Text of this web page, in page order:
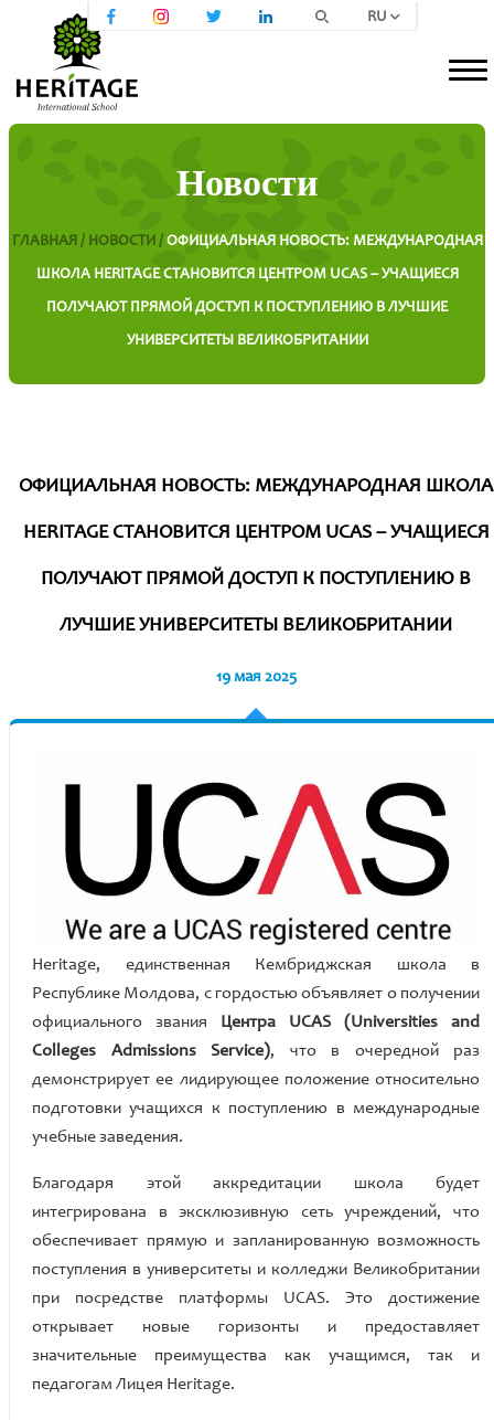
RU
Новости
ГЛАВНАЯ / НОВОСТИ / ОФИЦИАЛЬНАЯ НОВОСТЬ: МЕЖДУНАРОДНАЯ
ШКОЛА HERITAGE СТАНОВИТСЯ ЦЕНТРОМ UCAS – УЧАЩИЕСЯ
ПОЛУЧАЮТ ПРЯМОЙ ДОСТУП К ПОСТУПЛЕНИЮ В ЛУЧШИЕ
УНИВЕРСИТЕТЫ ВЕЛИКОБРИТАНИИ
ОФИЦИАЛЬНАЯ НОВОСТЬ: МЕЖДУНАРОДНАЯ ШКОЛА
HERITAGE СТАНОВИТСЯ ЦЕНТРОМ UCAS – УЧАЩИЕСЯ
ПОЛУЧАЮТ ПРЯМОЙ ДОСТУП К ПОСТУПЛЕНИЮ В
ЛУЧШИЕ УНИВЕРСИТЕТЫ ВЕЛИКОБРИТАНИИ
19 мая 2025
Heritage, единственная Кембриджская школа в
Республике Молдова, с гордостью объявляет о получении
официального звания
Центра UCAS
(Universities and
Colleges Admissions Service), что в очередной раз
демонстрирует ее лидирующее положение относительно
подготовки учащихся к поступлению в международные
учебные заведения.
Благодаря этой аккредитации школа будет
интегрирована в эксклюзивную сеть учреждений, что
обеспечивает прямую и запланированную возможность
поступления в университеты и колледжи Великобритании
при посредстве платформы UCAS. Это достижение
открывает новые горизонты и предоставляет
значительные преимущества как учащимся, так и
педагогам Лицея Heritage.